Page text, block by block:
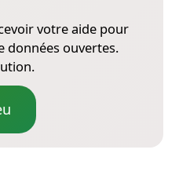
votre aide pour
données ouvertes.